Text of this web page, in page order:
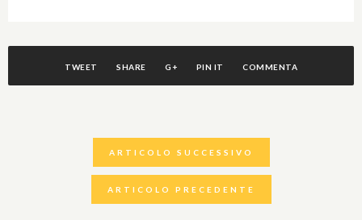
TWEET SHARE G+ PIN IT COMMENTA
ARTICOLO SUCCESSIVO
ARTICOLO PRECEDENTE